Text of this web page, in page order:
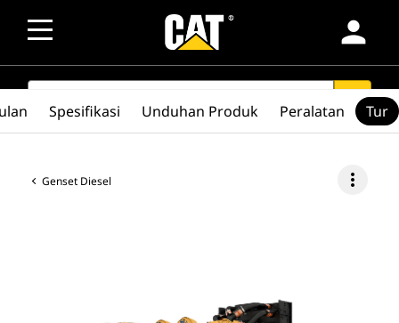
person
SEARCH search
Genset Diesel more_vert
Spesifikasi Unduhan Produk Peralatan Tur